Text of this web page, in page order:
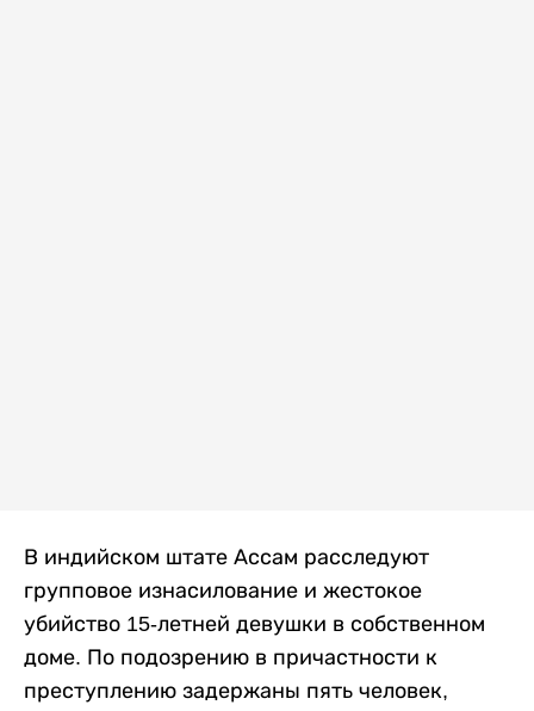
В индийском штате Ассам расследуют
групповое изнасилование и жестокое
убийство 15-летней девушки в собственном
доме. По подозрению в причастности к
преступлению задержаны пять человек,